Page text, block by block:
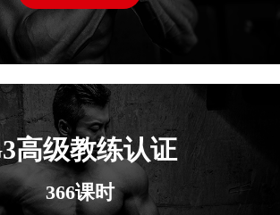
高级教练认证
366课时